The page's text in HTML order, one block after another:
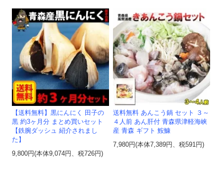
【送料無料】黒にんにく 田子の
黒 約3ヶ月分 まとめ買いセット
【鉄腕ダッシュ 紹介されまし
た】
9,800円(本体9,074円、税726円)
送料無料 あんこう鍋 セット ３～
４人前 あん肝付 青森県津軽海峡
産 青森 ギフト 鮟鱇
7,980円(本体7,389円、税591円)